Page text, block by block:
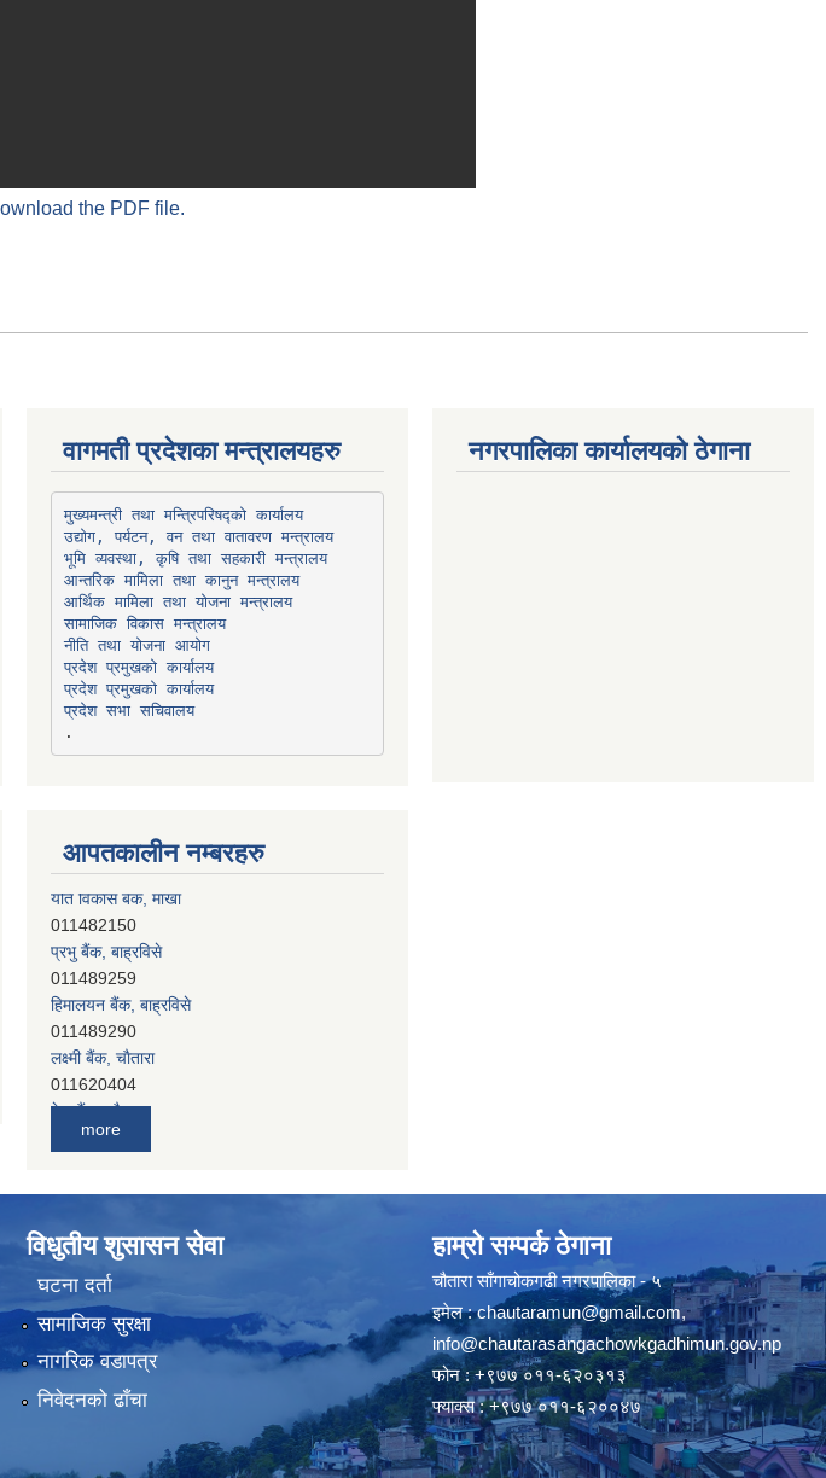
the PDF file.
वागमती प्रदेशका मन्त्रालयहरु
मुख्यमन्त्री तथा मन्त्रिपरिषद्को कार्यालय
उद्योग, पर्यटन, वन तथा वातावरण मन्त्रालय
भूमि व्यवस्था, कृषि तथा सहकारी मन्त्रालय
आन्तरिक मामिला तथा कानुन मन्त्रालय
आर्थिक मामिला तथा योजना मन्त्रालय
सामाजिक विकास मन्त्रालय
नीति तथा योजना आयोग
प्रदेश प्रमुखको कार्यालय
प्रदेश प्रमुखको कार्यालय
प्रदेश सभा सचिवालय
आपतकालीन नम्बरहरु
प्रभु बैंक, बाह्रविसे
011489259
हिमालयन बैंक, बाह्रविसे
011489290
लक्ष्मी बैंक, चाैतारा
011620404
मेगा बैंक, चाैतारा
011620413
011401005
011403051
सिभिल बैंक, मेलम्ची
011401055
नेपाल क्रेडिट एण्ड कमर्स बैंक, चाैतारा
011620402
यति विकास बैंक, मांखा
011482150
more
नगरपालिका कार्यालयको ठेगाना
विधुतीय शुसासन सेवा
घटना दर्ता
सामाजिक सुरक्षा
नागरिक वडापत्र
निवेदनको ढाँचा
हाम्रो सम्पर्क ठेगाना
चौतारा साँगाचोकगढी नगरपालिका - ५
इमेल :chautaramun@gmail.com,
info@chautarasangachowkgadhimun.gov.np
फोन : +९७७ ०११-६२०३१३
फ्याक्स : +९७७ ०११-६२००४७